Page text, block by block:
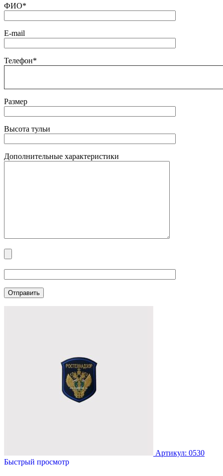
ФИО*
E-mail
Телефон*
Размер
Высота тульи
Дополнительные характеристики
Артикул: 0530
Быстрый просмотр